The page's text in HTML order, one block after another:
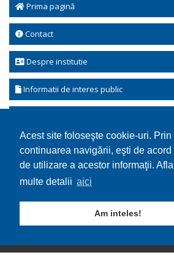
Acest site foloseşte cookie-uri. Prin
continuarea navigării, eşti de acord
de utilizare a acestor informaţii.
multe detalii aici
Am inteles!
Prima pagină
Contact
Despre institutie
Informatii de interes public
Integritatea instituțională
Copyright © 2026 Comuna Ohaba